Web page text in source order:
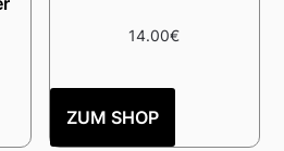
14.00€
ZUM SHOP